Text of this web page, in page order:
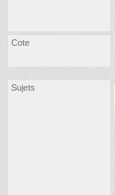
Cote
Sujets